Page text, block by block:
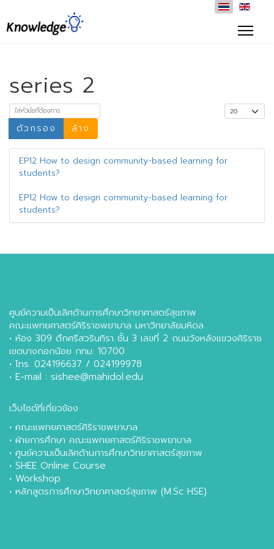
series 2
ใส่หัวข้อที่ต้องการ
ตัวกรอง
ล้าง
แสดง #
EP12 How to design community-based learning for
students?
EP12 How to design community-based learning for
students?
ศูนย์ความเป็นเลิศด้านการศึกษาวิทยาศาสตร์สุขภาพ
คณะแพทยศาสตร์ศิริราชพยาบาล มหาวิทยาลัยมหิดล
• ห้อง 309 ตึกศรีสวรินทิรา ชั้น 3 เลขที่ 2 ถนนวังหลังแขวงศิริราช
เขตบางกอกน้อย กทม. 10700
• โทร. 024196637 / 024199978
• E-mail : sishee@mahidol.edu
เว็บไซต์ที่เกี่ยวข้อง
• คณะแพทยศาสตร์ศิริราชพยาบาล
• ฝ่ายการศึกษา คณะแพทยศาสตร์ศิริราชพยาบาล
• ศูนย์ความเป็นเลิศด้านการศึกษาวิทยาศาสตร์สุขภาพ
• SHEE Online Course
• Workshop
• หลักสูตรการศึกษาวิทยาศาสตร์สุขภาพ (M.Sc HSE)